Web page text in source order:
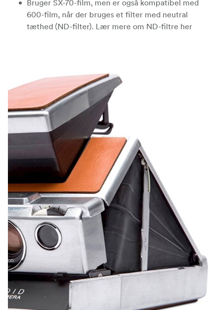
Bruger SX-70-film, men er også kompatibel med
600-film, når der bruges et filter med neutral
tæthed (ND-filter). Lær mere om ND-filtre her